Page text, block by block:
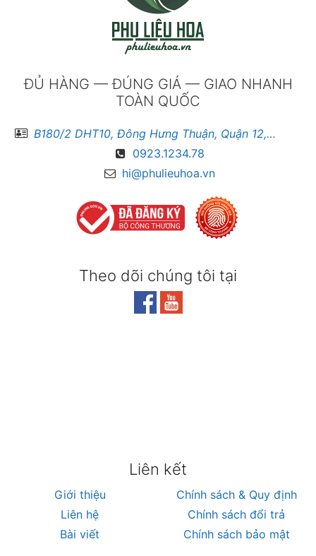
ĐỦ HÀNG — ĐÚNG GIÁ — GIAO NHANH
TOÀN QUỐC
B180/2 DHT10, Đông Hưng Thuận, Quận 12, Hồ Chí Minh
0923.1234.78
hi@phulieuhoa.vn
Theo dõi chúng tôi tại
Liên kết
Giới thiệu
Liên hệ
Bài viết
Chính sách & Quy định
Chính sách đổi trả
Chính sách bảo mật